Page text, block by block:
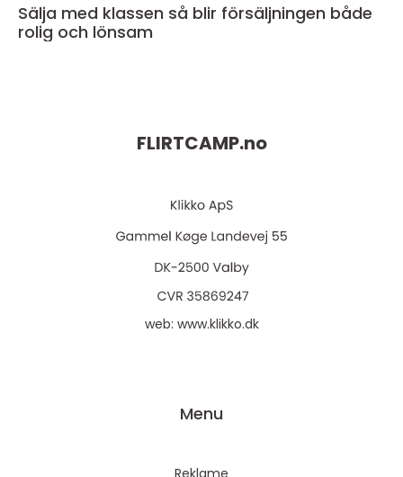
Sälja med klassen så blir försäljningen både
rolig och lönsam
FLIRTCAMP.no
web: www.klikko.dk
Menu
Reklame